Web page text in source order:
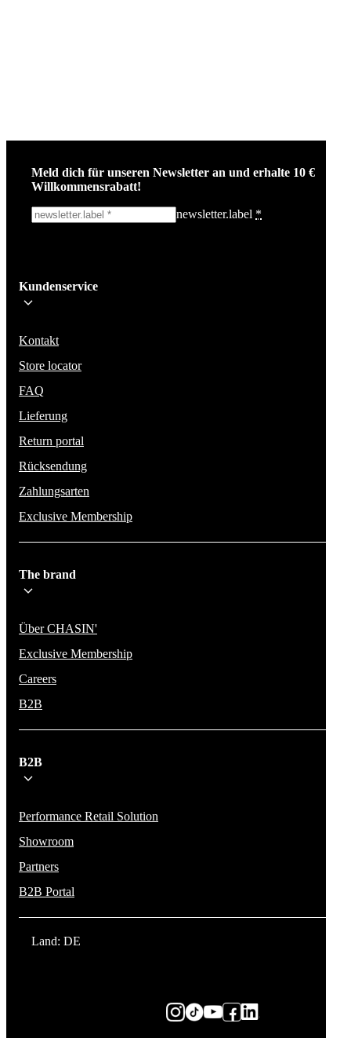
Meld dich für unseren Newsletter an und erhalte 10 €
Willkommensrabatt!
newsletter.label *
Bleib auf dem Laufenden über die neuesten Nachrichten, Kampagnen
Aktionen. Wir geben deine E-Mail-Adresse nicht weiter und versenden
Kundenservice
Kontakt
Store locator
FAQ
Lieferung
Return portal
Rücksendung
Zahlungsarten
Exclusive Membership
The brand
Über CHASIN'
Exclusive Membership
Careers
B2B
B2B
Performance Retail Solution
Showroom
Partners
B2B Portal
Land: DE